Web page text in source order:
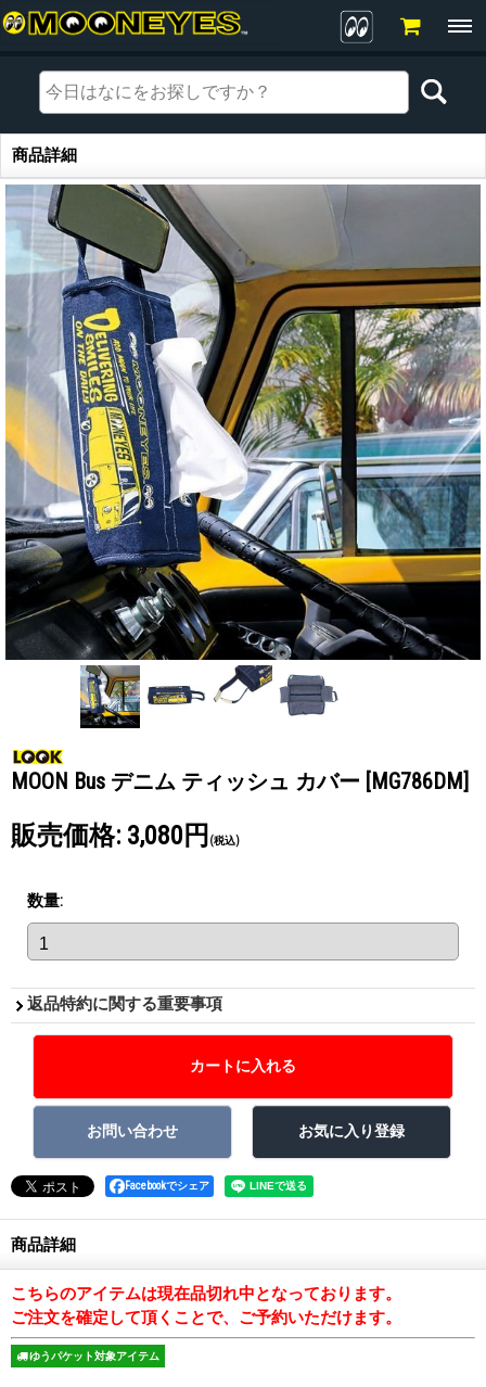
商品詳細
商品詳細
MOON Bus デニム ティッシュ カバー [MG786DM]
販売価格: 3,080円 (税込)
数量:
返品特約に関する重要事項
Facebookでシェア
商品詳細
こちらのアイテムは現在品切れ中となっております。
ご注文を確定して頂くことで、ご予約いただけます。
ゆうパケット対象アイテム